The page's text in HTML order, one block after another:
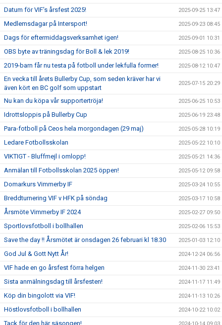
Datum för VIF’s årsfest 2025! 2025-09-25 13:47
Medlemsdagar på Intersport! 2025-09-23 08:45
Dags för eftermiddagsverksamhet igen! 2025-09-01 10:31
OBS byte av träningsdag för Boll & lek 2019! 2025-08-25 10:36
2019-barn får nu testa på fotboll under lekfulla former! 2025-08-12 10:47
En vecka till årets Bullerby Cup, som seden kräver har vi
även kört en BC golf som uppstart
2025-07-15 20:29
Nu kan du köpa vår supportertröja! 2025-06-25 10:53
Idrottsloppis på Bullerby Cup 2025-06-19 23:48
Para-fotboll på Ceos hela morgondagen (29 maj) 2025-05-28 10:19
Ledare Fotbollsskolan 2025-05-22 10:10
VIKTIGT - Bluffmejl i omlopp! 2025-05-21 14:36
Anmälan till Fotbollsskolan 2025 öppen! 2025-05-12 09:58
Domarkurs Vimmerby IF 2025-03-24 10:55
Breddturnering VIF v HFK på söndag 2025-03-17 10:58
Årsmöte Vimmerby IF 2024 2025-02-27 09:50
Sportlovsfotboll i bollhallen 2025-02-06 15:53
Save the day !! Årsmötet är onsdagen 26 februari kl 18.30 2025-01-03 12:10
God Jul & Gott Nytt År! 2024-12-24 06:56
VIF hade en go årsfest förra helgen 2024-11-30 23:41
Sista anmälningsdag till årsfesten! 2024-11-17 11:49
Köp din bingolott via VIF! 2024-11-13 10:26
Höstlovsfotboll i bollhallen 2024-10-22 10:02
Tack för den här säsongen!